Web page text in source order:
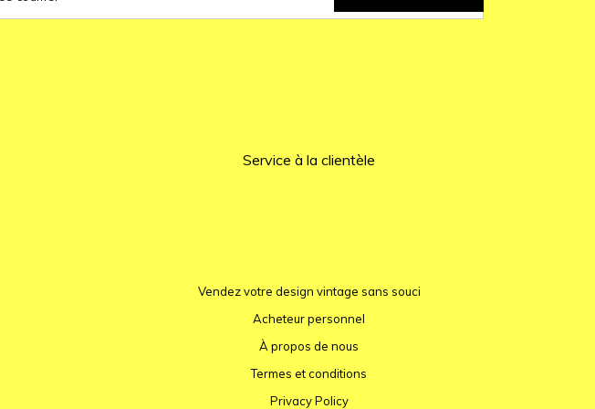
Service à la clientèle
Vendez votre design vintage sans souci
Acheteur personnel
À propos de nous
Termes et conditions
Privacy Policy